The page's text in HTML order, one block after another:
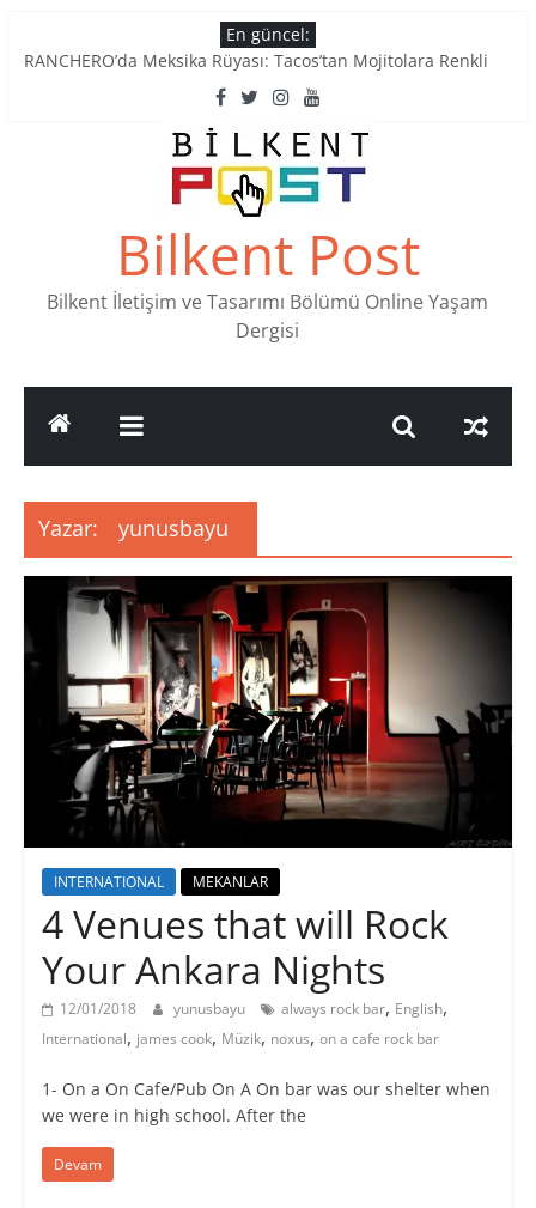
to
En güncel:
RANCHERO’da Meksika Rüyası: Tacos’tan Mojitolara Renkli
Ankara’nın Ruhunu Notalarda Yaşatan 4 Müzik Durağı
Pullardaki tarih: PTT Pul Müzesi
Stamp Collectors Unite: Places to Find Stamps in Ankara
Tatlı Konuşalım: Ankara’nın 4 Köklü Pastanesi
Bilkent Post
Bilkent İletişim ve Tasarımı Bölümü Online Yaşam
Dergisi
Yazar: yunusbayu
INTERNATIONAL MEKANLAR
4 Venues that will Rock
Your Ankara Nights
12/01/2018 yunusbayu always rock bar, English,
International, james cook, Müzik, noxus, on a cafe rock bar
1- On a On Cafe/Pub On A On bar was our shelter when
we were in high school. After the
Devam